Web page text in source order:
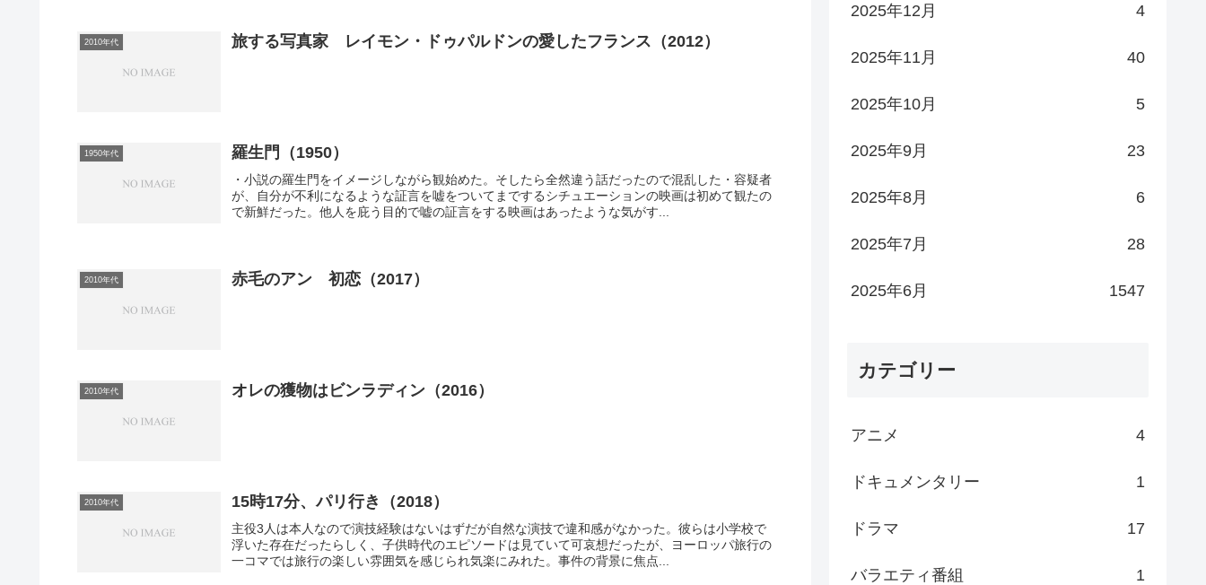
2010年代 旅する写真家 レイモン・ドゥパルドンの愛したフランス（2012）
1950年代 羅生門（1950）
・小説の羅生門をイメージしながら観始めた。そしたら全然違う話だったので混乱した・容疑者
が、自分が不利になるような証言を嘘をついてまでするシチュエーションの映画は初めて観たの
で新鮮だった。他人を庇う目的で嘘の証言をする映画はあったような気がす...
2010年代 赤毛のアン 初恋（2017）
2010年代 オレの獲物はビンラディン（2016）
2010年代 15時17分、パリ行き（2018）
主役3人は本人なので演技経験はないはずだが自然な演技で違和感がなかった。彼らは小学校で
浮いた存在だったらしく、子供時代のエピソードは見ていて可哀想だったが、ヨーロッパ旅行の
一コマでは旅行の楽しい雰囲気を感じられ気楽にみれた。事件の背景に焦点...
2025年12月 4
2025年11月 40
2025年10月 5
2025年9月 23
2025年8月 6
2025年7月 28
2025年6月 1547
カテゴリー
アニメ 4
ドキュメンタリー 1
ドラマ 17
バラエティ番組 1